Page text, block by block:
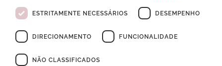
ESTRITAMENTE NECESSÁRIOS DESEMPENHO
DIRECIONAMENTO FUNCIONALIDADE
NÃO CLASSIFICADOS